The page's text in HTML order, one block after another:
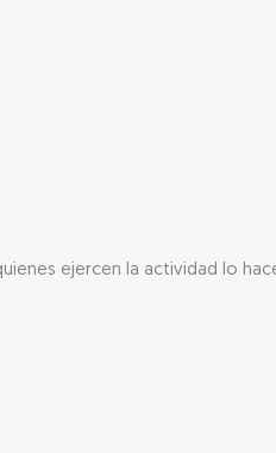
ejercen la actividad lo